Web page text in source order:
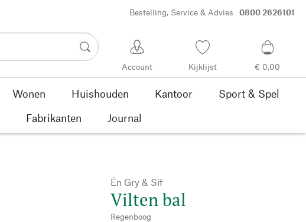
Bestelling, Service & Advies 0800 2626101
Account Kijklijst € 0,00
Wonen Huishouden Kantoor
Sport & Spel
Fabrikanten Journal
Én Gry & Sif
Vilten bal
Regenboog